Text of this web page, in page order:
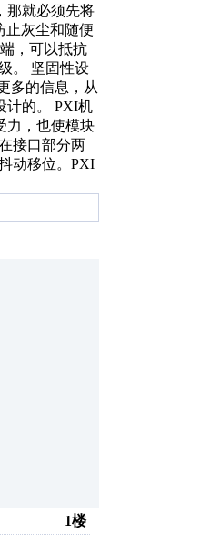
那就必须先将
止灰尘和随便
，可以抵抗
。 坚固性设
多的信息，从
计的。 PXI机
力，也使模块
接口部分两
动移位。PXI
1楼